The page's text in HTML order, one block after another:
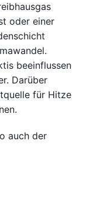
oder einer
beeinflussen
Darüber
für Hitze
auch der